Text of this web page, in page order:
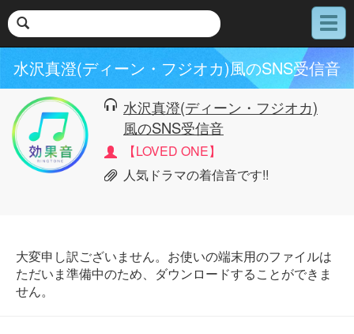
メ
ニ
ュ
ー
水沢真澄(ディーン・フジオカ)風のSNS受信音
水沢真澄(ディーン・フジオカ)
風のSNS受信音
【LOVED ONE】
人気ドラマの着信音です!!
大変申し訳ございません。お使いの端末用のファイルは
ただいま準備中のため、ダウンロードすることができま
せん。